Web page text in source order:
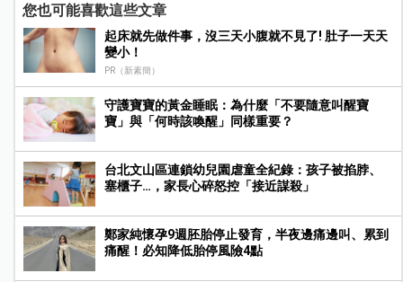
您也可能喜歡這些文章
起床就先做件事，沒三天小腹就不見了! 肚子一天天
變小！
PR（新素簡）
守護寶寶的黃金睡眠：為什麼「不要隨意叫醒寶
寶」與「何時該喚醒」同樣重要？
台北文山區連鎖幼兒園虐童全紀錄：孩子被掐脖、
塞櫃子…，家長心碎怒控「接近謀殺」
鄭家純懷孕9週胚胎停止發育，半夜邊痛邊叫、累到
痛醒！必知降低胎停風險4點